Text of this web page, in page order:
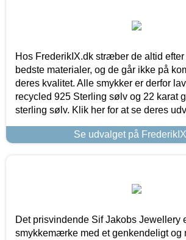
Hos FrederikIX.dk stræber de altid
bedste materialer, og de går ikke på
deres kvalitet. Alle smykker er derfor
recycled 925 Sterling sølv og 22 karat
sterling sølv. Klik her for at se deres
Se udvalget på
Det prisvindende Sif Jakobs Jewellery
smykkemærke med et genkendeligt og